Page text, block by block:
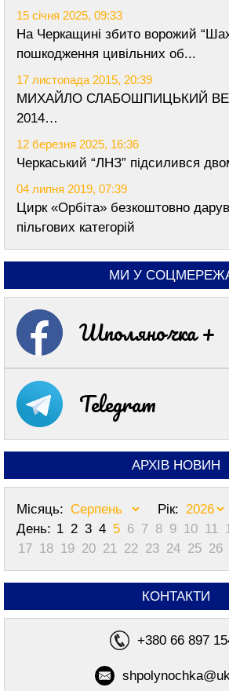
15 січня 2025, 09:33
На Черкащині збито ворожий
пошкодження цивільних об...
17 листопада 2015, 20:39
МИХАЙЛО СЛАБОШПИЦЬКИЙ
2014…
12 березня 2025, 16:36
Черкаський “ЛНЗ” підсилився
04 липня 2019, 07:39
Цирк «Орбіта» безкоштовно
пільгових категорій
МИ У
Шполяночка +
Telegram
АРХІВ НОВИН
Місяць:
Рік:
День: 1 2 3 4 5 6 7 8 9 10 11
17 18 19 20 21 22 23 24 25 26
КОНТАКТИ
+380 66 897